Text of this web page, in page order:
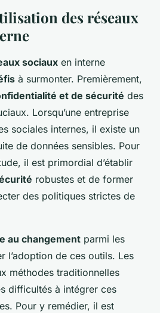
des réseaux
sociaux en interne
à surmonter. Premièrement,
et de sécurité des
Lorsqu’une entreprise
sociales internes, il existe un
de données sensibles. Pour
il est primordial d’établir
robustes et de former
des politiques strictes de
au changement parmi les
l’adoption de ces outils. Les
méthodes traditionnelles
difficultés à intégrer ces
Pour y remédier, il est